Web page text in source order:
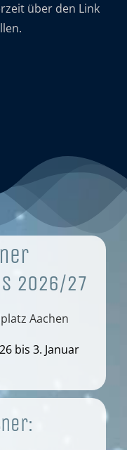
über den Link
2026/27
Aachen
bis 3. Januar